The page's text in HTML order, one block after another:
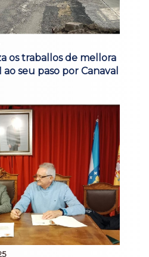
os traballos de mellora
seu paso por Canaval